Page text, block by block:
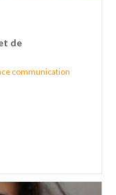
de
communication